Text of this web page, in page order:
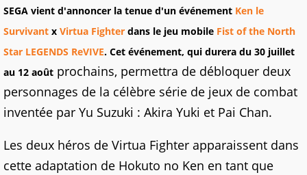
SEGA vient d'annoncer la tenue d'un événement Ken le
Survivant x Virtua Fighter dans le jeu mobile Fist of the North
Star LEGENDS ReVIVE. Cet événement, qui durera du 30 juillet
au 12 août prochains, permettra de débloquer deux
personnages de la célèbre série de jeux de combat
inventée par Yu Suzuki : Akira Yuki et Pai Chan.
Les deux héros de Virtua Fighter apparaissent dans
cette adaptation de Hokuto no Ken en tant que